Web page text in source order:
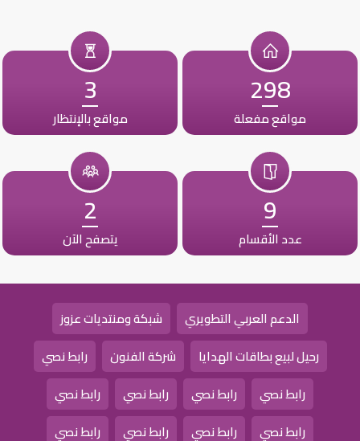
298
مواقع مفعلة
3
مواقع بالإنتظار
9
عدد الأقسام
2
يتصفح الآن
الدعم العربي التطويري
شبكة ومنتديات عزوز
رحيل لبيع بطاقات الهدايا
شركة الفنون
رابط نصي
رابط نصي
رابط نصي رابط نصي
رابط نصي
رابط نصي
رابط نصي رابط نصي رابط نصي